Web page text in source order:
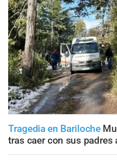
Tragedia en Bariloche
tras caer con sus padres